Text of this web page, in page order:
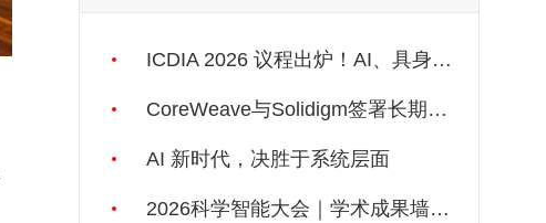
ICDIA 2026 议程出炉！AI、具身智能、3D IC一应俱全！
CoreWeave与Solidigm签署长期供应协议，强化一体化人工智能云平台
AI 新时代，决胜于系统层面
2026科学智能大会｜学术成果墙报开放征集